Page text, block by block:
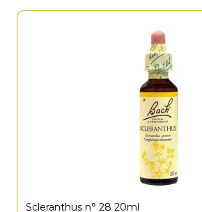
Scleranthus n° 28 20ml